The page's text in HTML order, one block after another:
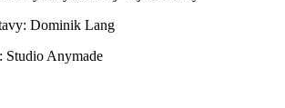
Dominik Lang
Studio Anymade